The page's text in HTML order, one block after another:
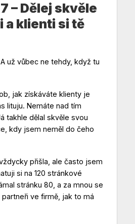
– Dělej skvěle
a klienti si tě
už vůbec ne tehdy, když tu
jak získáváte klienty je
lituju. Nemáte nad tím
takhle dělal skvěle svou
kdy jsem neměl do čeho
přišla, ale často jsem
si na 120 stránkové
stránku 80, a za mnou se
ve firmě, jak to má